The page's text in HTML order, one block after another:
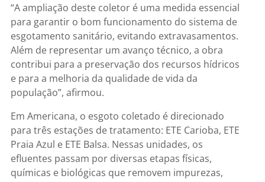
“A ampliação deste coletor é uma medida essencial
para garantir o bom funcionamento do sistema de
esgotamento sanitário, evitando extravasamentos.
Além de representar um avanço técnico, a obra
contribui para a preservação dos recursos hídricos
e para a melhoria da qualidade de vida da
população”, afirmou.
Em Americana, o esgoto coletado é direcionado
para três estações de tratamento: ETE Carioba, ETE
Praia Azul e ETE Balsa. Nessas unidades, os
efluentes passam por diversas etapas físicas,
químicas e biológicas que removem impurezas,